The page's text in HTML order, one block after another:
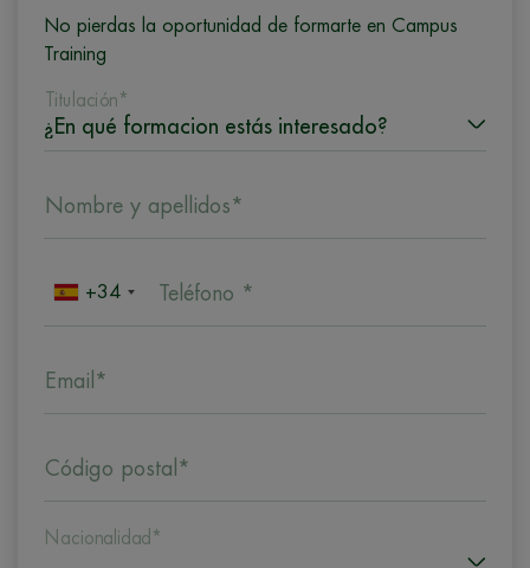
No pierdas la oportunidad de formarte en Campus
Training
Titulación*
Nombre y apellidos*
+34 Teléfono *
Email*
Código postal*
Nacionalidad*